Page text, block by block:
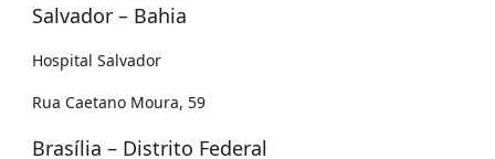
Salvador – Bahia
Hospital Salvador
Rua Caetano Moura, 59
Brasília – Distrito Federal